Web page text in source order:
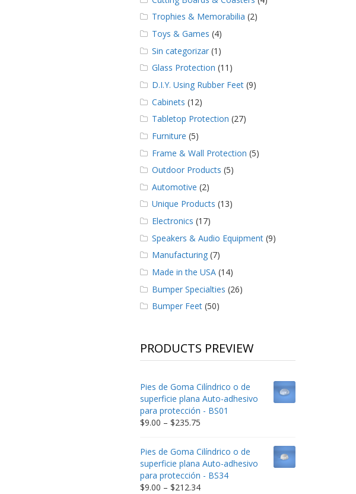
Trophies & Memorabilia (2)
Toys & Games (4)
Sin categorizar(1)
Glass Protection (11)
D.I.Y. Using Rubber Feet(9)
Cabinets (12)
Tabletop Protection (27)
Furniture (5)
Frame & Wall Protection (5)
Outdoor Products (5)
Automotive (2)
Unique Products (13)
Electronics (17)
Speakers & Audio Equipment(9)
Manufacturing(7)
Made in the USA(14)
Bumper Specialties (26)
Bumper Feet(50)
PRODUCTS PREVIEW
Pies de Goma Cilíndrico o de
superficie plana Auto-adhesivo
para protección - BS01
$9.00 – $235.75Price
$9.00
through
$235.75
Pies de Goma Cilíndrico o de
superficie plana Auto-adhesivo
para protección - BS34
$9.00 – $212.34Price